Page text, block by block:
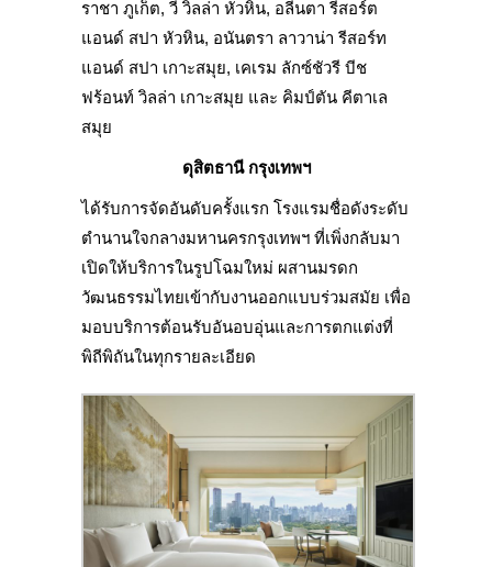
ราชา ภูเก็ต, วี วิลล่า หัวหิน, อลีนตา รีสอร์ต
แอนด์ สปา หัวหิน, อนันตรา ลาวาน่า รีสอร์ท
แอนด์ สปา เกาะสมุย, เคเรม ลักซ์ชัวรี บีช
ฟร้อนท์ วิลล่า เกาะสมุย และ คิมป์ตัน คีตาเล
สมุย
ดุสิตธานี กรุงเทพฯ
ได้รับการจัดอันดับครั้งแรก โรงแรมชื่อดังระดับ
ตำนานใจกลางมหานครกรุงเทพฯ ที่เพิ่งกลับมา
เปิดให้บริการในรูปโฉมใหม่ ผสานมรดก
วัฒนธรรมไทยเข้ากับงานออกแบบร่วมสมัย เพื่อ
มอบบริการต้อนรับอันอบอุ่นและการตกแต่งที่
พิถีพิถันในทุกรายละเอียด